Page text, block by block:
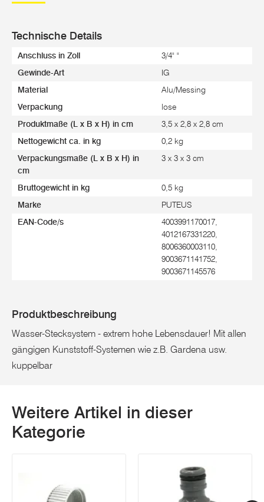
Technische Details
Anschluss in Zoll 3/4" "
Gewinde-Art IG
Material Alu/Messing
Verpackung lose
Produktmaße (L x B x H) in cm 3,5 x 2,8 x 2,8 cm
Nettogewicht ca. in kg 0,2 kg
Verpackungsmaße (L x B x H) in
cm
3 x 3 x 3 cm
Bruttogewicht in kg 0,5 kg
Marke PUTEUS
EAN-Code/s
4003991170017,
4012167331220,
8006360003110,
9003671141752,
9003671145576
Produktbeschreibung
Wasser-Stecksystem - extrem hohe Lebensdauer! Mit allen
gängigen Kunststoff-Systemen wie z.B. Gardena usw.
kuppelbar
Weitere Artikel in dieser
Kategorie